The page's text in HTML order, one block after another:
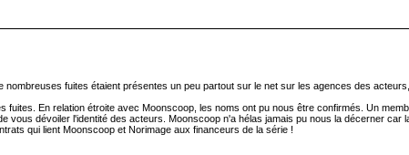
fuites étaient présentes un peu partout sur le net sur les agences des
En relation étroite avec Moonscoop, les noms ont pu nous être confirmés. Un
vous dévoiler l'identité des acteurs. Moonscoop n'a hélas jamais pu nous la décerner
qui lient Moonscoop et Norimage aux financeurs de la série !